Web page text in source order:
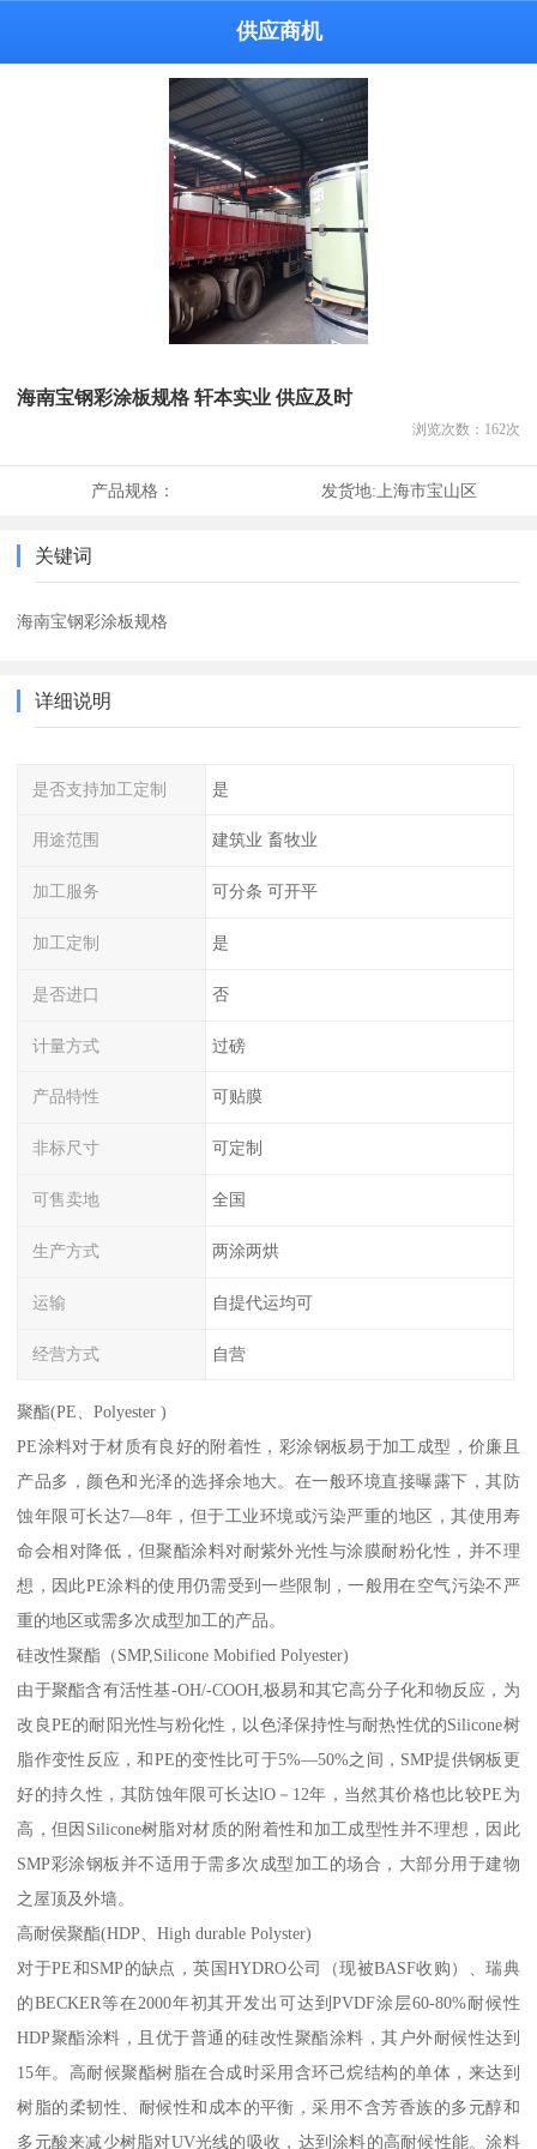
供应商机
海南宝钢彩涂板规格 轩本实业 供应及时
浏览次数： 162次
产品规格： 发货地:上海市宝山区
关键词
海南宝钢彩涂板规格
详细说明
是否支持加工定制 是
用途范围 建筑业 畜牧业
加工服务 可分条 可开平
加工定制 是
是否进口 否
计量方式 过磅
产品特性 可贴膜
非标尺寸 可定制
可售卖地 全国
生产方式 两涂两烘
运输 自提代运均可
经营方式 自营
聚酯(PE、Polyester )
PE涂料对于材质有良好的附着性，彩涂钢板易于加工成型，价廉且
产品多，颜色和光泽的选择余地大。在一般环境直接曝露下，其防
蚀年限可长达7—8年，但于工业环境或污染严重的地区，其使用寿
命会相对降低，但聚酯涂料对耐紫外光性与涂膜耐粉化性，并不理
想，因此PE涂料的使用仍需受到一些限制，一般用在空气污染不严
重的地区或需多次成型加工的产品。
硅改性聚酯（SMP,Silicone Mobified Polyester)
由于聚酯含有活性基-OH/-COOH,极易和其它高分子化和物反应，为
改良PE的耐阳光性与粉化性，以色泽保持性与耐热性优的Silicone树
脂作变性反应，和PE的变性比可于5%—50%之间，SMP提供钢板更
好的持久性，其防蚀年限可长达lO－12年，当然其价格也比较PE为
高，但因Silicone树脂对材质的附着性和加工成型性并不理想，因此
SMP彩涂钢板并不适用于需多次成型加工的场合，大部分用于建物
之屋顶及外墙。
高耐侯聚酯(HDP、High durable Polyster)
对于PE和SMP的缺点，英国HYDRO公司（现被BASF收购）、瑞典
的BECKER等在2000年初其开发出可达到PVDF涂层60-80%耐候性
HDP聚酯涂料，且优于普通的硅改性聚酯涂料，其户外耐候性达到
15年。高耐候聚酯树脂在合成时采用含环己烷结构的单体，来达到
树脂的柔韧性、耐候性和成本的平衡，采用不含芳香族的多元醇和
多元酸来减少树脂对UV光线的吸收，达到涂料的高耐候性能。涂料